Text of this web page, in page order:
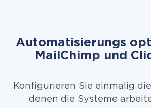
Automatisierungs
MailChimp und
Konfigurieren Sie einmalig
denen die Systeme